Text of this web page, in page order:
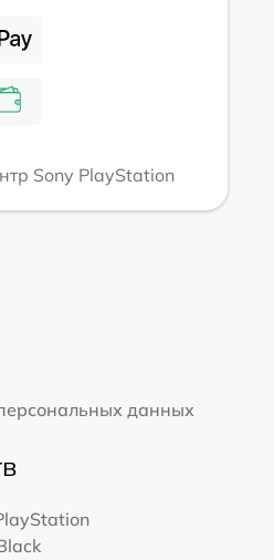
Sony PlayStation
данных